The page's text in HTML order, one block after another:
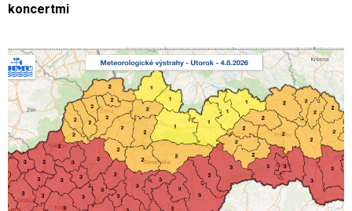
koncertmi